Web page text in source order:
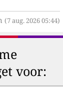
(7 aug. 2026 05:44)
voor: